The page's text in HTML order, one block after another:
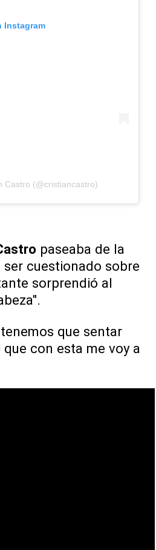
Instagram
Castro (@cristiancastro)
paseaba de la
ser cuestionado sobre
sorprendió al
que sentar
con esta me voy a